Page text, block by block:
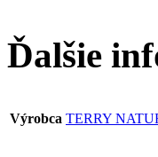
Ďalšie
Výrobca TERRY